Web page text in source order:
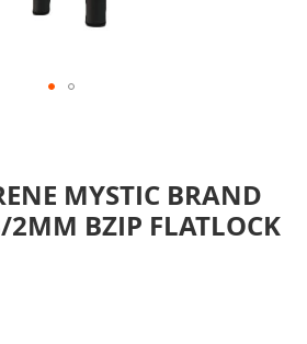
MYSTIC BRAND
2MM BZIP FLATLOCK